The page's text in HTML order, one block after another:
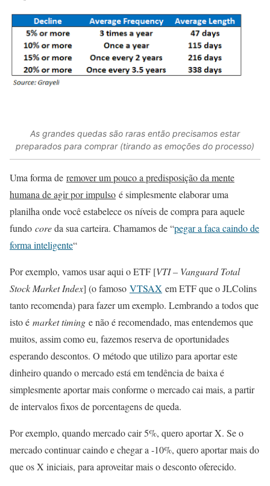
As grandes quedas são raras então precisamos estar
preparados para comprar (tirando as emoções do processo)
Uma forma de remover um pouco a predisposição da mente
humana de agir por impulso é simplesmente elaborar uma
planilha onde você estabelece os níveis de compra para aquele
fundo coreda sua carteira. Chamamos de “pegar a faca caindo de
forma inteligente“
Por exemplo, vamos usar aqui o ETF [VTI – Vanguard Total
Stock Market Index] (o famoso VTSAX em ETF que o JLColins
tanto recomenda) para fazer um exemplo. Lembrando a todos que
isto é market timing e não é recomendado, mas entendemos que
muitos, assim como eu, fazemos reserva de oportunidades
esperando descontos. O método que utilizo para aportar este
dinheiro quando o mercado está em tendência de baixa é
simplesmente aportar mais conforme o mercado cai mais, a partir
de intervalos fixos de porcentagens de queda.
Por exemplo, quando mercado cair 5%, quero aportar X. Se o
mercado continuar caindo e chegar a -10%, quero aportar mais do
que os X iniciais, para aproveitar mais o desconto oferecido.